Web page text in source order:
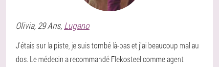
Olivia, 29 Ans, Lugano
J'étais sur la piste, je suis tombé là-bas et j'ai beaucoup mal au
dos. Le médecin a recommandé Flekosteel comme agent